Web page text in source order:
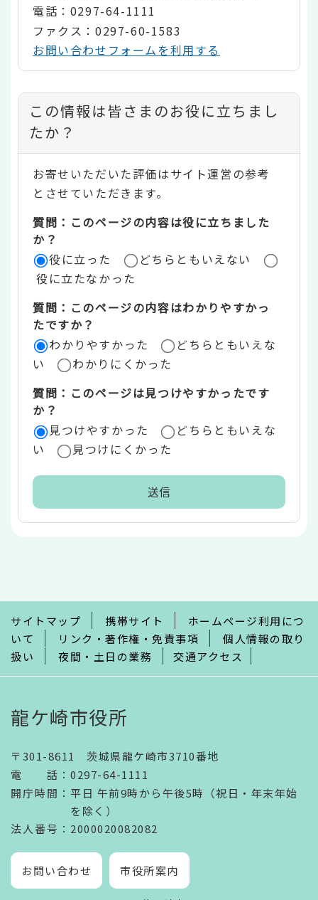
電話：0297-64-1111
ファクス：0297-60-1583
お問い合わせフォームを利用する
コ
ン
テ
ン
ツ
評
価
リ
ア
この情報は皆さまのお役に立ちまし
たか？
お寄せいただいた評価はサイト運営の参考
とさせていただきます。
質問：このページの内容は役に立ちました
か？
役に立った
どちらともいえない
役に立たなかった
質問：このページの内容はわかりやすかっ
たですか？
わかりやすかった
どちらともいえな
い
わかりにくかった
質問：このページは見つけやすかったです
か？
見つけやすかった
どちらともいえな
い
見つけにくかった
で
サイトマップ 携帯サイト
ホームページ利用につ
いて
リンク・著作権・免責事項
個人情報の取り
扱い
夜間・土日の業務 交通アクセス
龍ケ崎市役所
〒301-8611 茨城県龍ケ崎市3710番地
電話 ： 0297-64-1111
開庁時間 ： 平日 午前9時から午後5時（祝日・年末年始
を除く）
法人番号 ：2000020082082
お問い合わせ 市役所案内